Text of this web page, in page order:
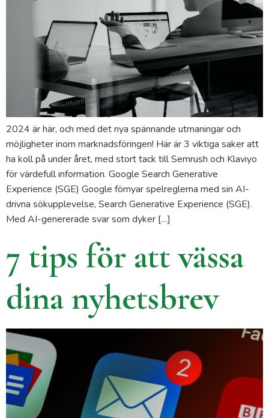
2024 är här, och med det nya spännande utmaningar och
möjligheter inom marknadsföringen! Här är 3 viktiga saker att
ha koll på under året, med stort tack till Semrush och Klaviyo
för värdefull information. Google Search Generative
Experience (SGE) Google förnyar spelreglerna med sin AI-
drivna sökupplevelse, Search Generative Experience (SGE).
Med AI-genererade svar som dyker […]
7 tips för att vässa
dina nyhetsbrev